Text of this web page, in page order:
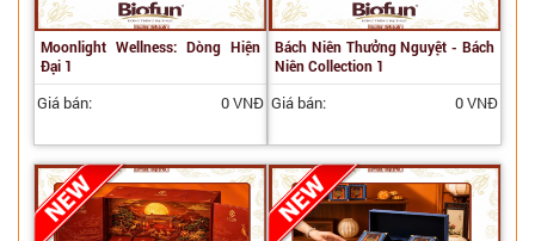
Moonlight Wellness: Dòng Hiện
Đại 1
Giá bán: 0 VNĐ
Bách Niên Thưởng Nguyệt - Bách
Niên Collection 1
Giá bán: 0 VNĐ